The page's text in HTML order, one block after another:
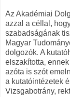
Az Akadémiai
azzal a céllal,
szabadságának
Magyar
dolgozók. A
elszakította,
azóta is szót
a kutatóintézetek
Vizsgabotrány,